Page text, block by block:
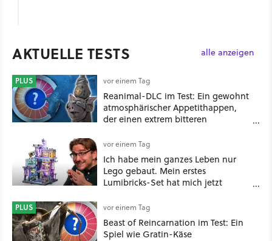
AKTUELLE TESTS alle anzeigen
PLUS vor einem Tag
Reanimal-DLC im Test: Ein gewohnt
atmosphärischer Appetithappen,
der einen extrem bitteren
vor einem Tag
Ich habe mein ganzes Leben nur
Lego gebaut. Mein erstes
Lumibricks-Set hat mich jetzt
Stack im Test
PLUS vor einem Tag
Beast of Reincarnation im Test: Ein
Spiel wie Gratin-Käse